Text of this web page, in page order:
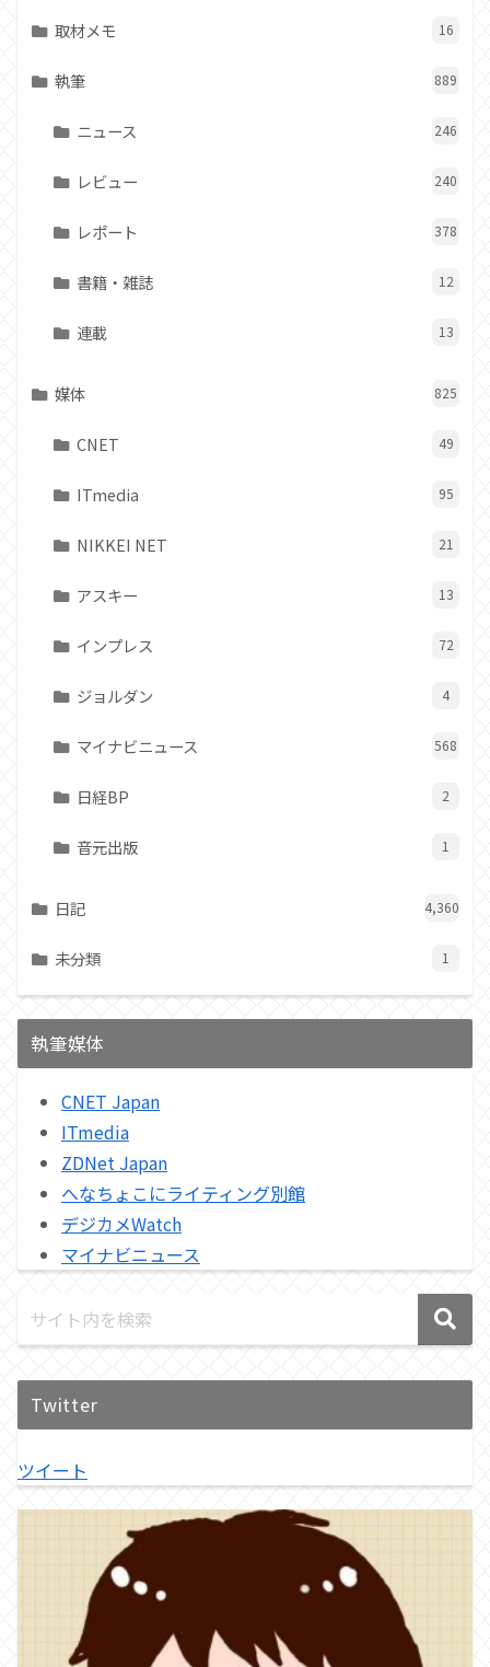
取材メモ 16
執筆 889
ニュース 246
レビュー 240
レポート 378
書籍・雑誌 12
連載 13
媒体 825
CNET 49
ITmedia 95
NIKKEI NET 21
アスキー 13
インプレス 72
ジョルダン 4
マイナビニュース 568
日経BP 2
音元出版 1
日記 4,360
未分類 1
執筆媒体
CNET Japan
ITmedia
ZDNet Japan
へなちょこにライティング別館
デジカメWatch
マイナビニュース
Twitter
ツイート